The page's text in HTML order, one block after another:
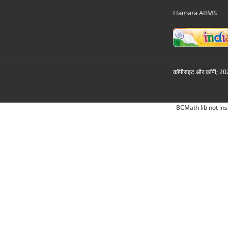
Hamara AIIMS
कॉपीराइट और कॉपी;
BCMath lib not